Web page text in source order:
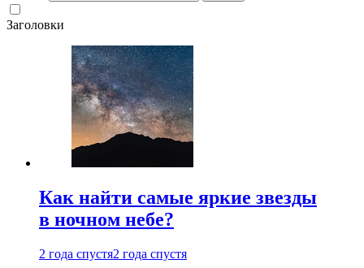
Заголовки
Как найти самые яркие звезды
в ночном небе?
2 года спустя2 года спустя